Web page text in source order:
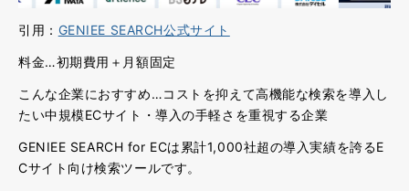
引用： GENIEE SEARCH公式サイト
料金…初期費用＋月額固定
こんな企業におすすめ…コストを抑えて高機能な検索を導入し
たい中規模ECサイト・導入の手軽さを重視する企業
GENIEE SEARCH for ECは累計1,000社超の導入実績を誇るE
Cサイト向け検索ツールです。